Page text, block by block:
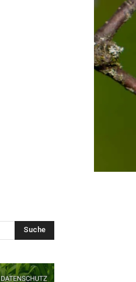
Suche